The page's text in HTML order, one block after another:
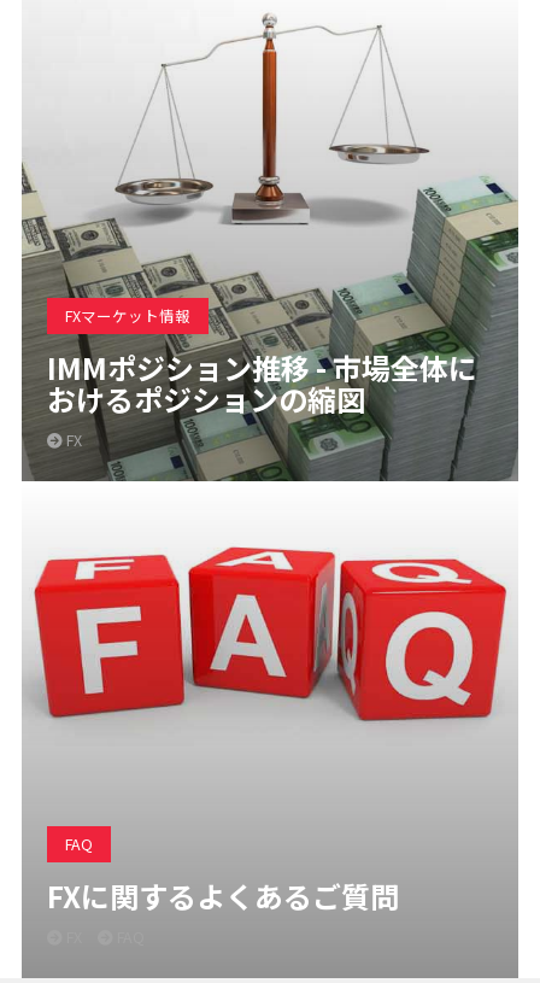
FXマーケット情報
IMMポジション推移 - 市場全体に
おけるポジションの縮図
FX
FAQ
FXに関するよくあるご質問